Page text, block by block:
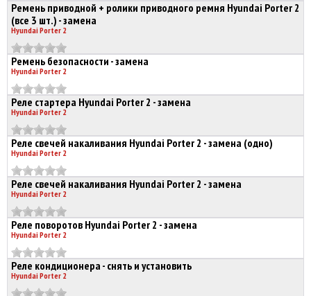
Ремень приводной + ролики приводного ремня Hyundai Porter 2
(все 3 шт.) - замена
Hyundai Porter 2
Ремень безопасности - замена
Hyundai Porter 2
Реле стартера Hyundai Porter 2 - замена
Hyundai Porter 2
Реле свечей накаливания Hyundai Porter 2 - замена (одно)
Hyundai Porter 2
Реле свечей накаливания Hyundai Porter 2 - замена
Hyundai Porter 2
Реле поворотов Hyundai Porter 2 - замена
Hyundai Porter 2
Реле кондиционера - снять и установить
Hyundai Porter 2